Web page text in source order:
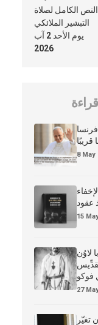
تغيب عنّا أبدًا
النص الكامل لصلاة
التبشير الملائكي
يوم الأحد 2 آب
2026
قراءة
فرنسا
قريبًا
8 May
عقود
15
لاوُن
فوكو
27
تغيّر